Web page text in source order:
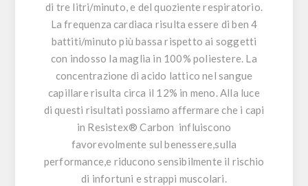
di tre litri/minuto, e del quoziente respiratorio.
La frequenza cardiaca risulta essere di ben 4
battiti/minuto più bassa rispetto ai soggetti
con indosso la maglia in 100% poliestere. La
concentrazione di acido lattico nel sangue
capillare risulta circa il 12% in meno. Alla luce
di questi risultati possiamo affermare che i capi
in Resistex® Carbon influiscono
favorevolmente sul benessere,sulla
performance,e riducono sensibilmente il rischio
di infortuni e strappi muscolari.